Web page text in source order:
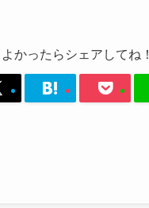
よかったらシェアしてね！